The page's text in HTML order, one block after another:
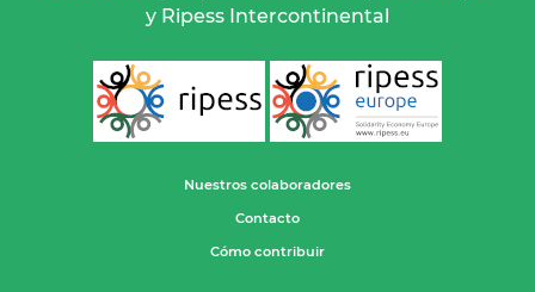
y Ripess Intercontinental
Nuestros colaboradores
Contacto
Cómo contribuir